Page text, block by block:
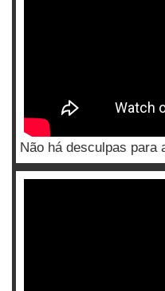
Não há desculpas para